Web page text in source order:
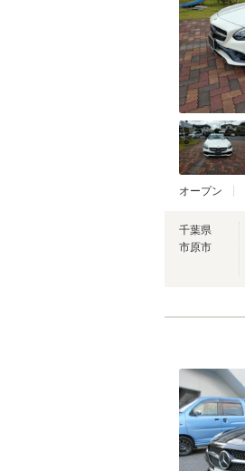
オープン
千葉県
市原市